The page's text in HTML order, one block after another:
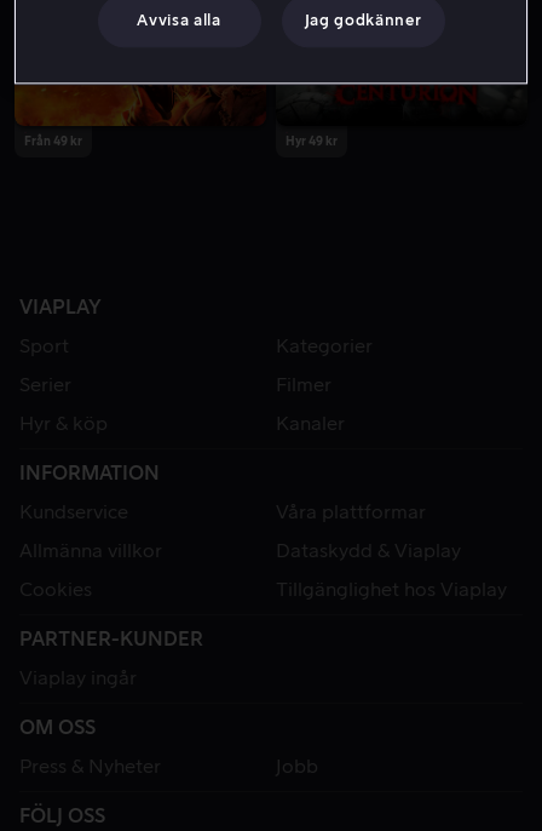
Från 49 kr Hyr 49 kr
VIAPLAY
Sport
Kategorier
Serier
Filmer
Hyr & köp
Kanaler
INFORMATION
Kundservice
Våra plattformar
Allmänna villkor
Dataskydd & Viaplay
Cookies
Tillgänglighet hos Viaplay
PARTNER-KUNDER
Viaplay ingår
OM OSS
Press & Nyheter
Jobb
FÖLJ OSS
Avvisa alla Jag godkänner